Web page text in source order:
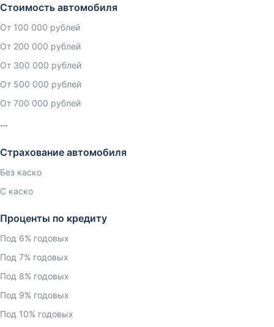
Стоимость автомобиля
От 100 000 рублей
От 200 000 рублей
От 300 000 рублей
От 500 000 рублей
От 700 000 рублей
Страхование автомобиля
Без каско
С каско
Проценты по кредиту
Под 6% годовых
Под 7% годовых
Под 8% годовых
Под 9% годовых
Под 10% годовых